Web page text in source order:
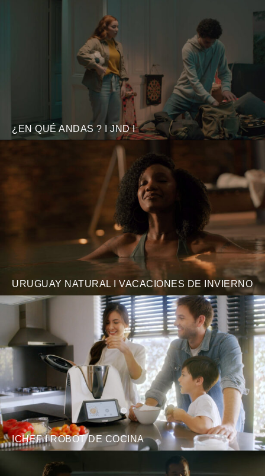
¿EN QUÉ ANDAS ? I JND I
URUGUAY NATURAL I VACACIONES DE INVIERNO
ICHEF I ROBOT DE COCINA